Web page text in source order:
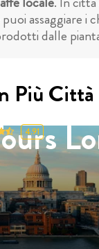
assaggiare i
dalle
Più Città
4.91